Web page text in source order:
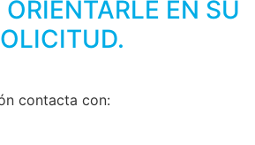
EN SU
contacta con: